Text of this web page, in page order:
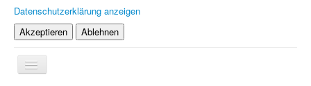
Datenschutzerklärung anzeigen
Akzeptieren
Ablehnen
Navigation
an/aus